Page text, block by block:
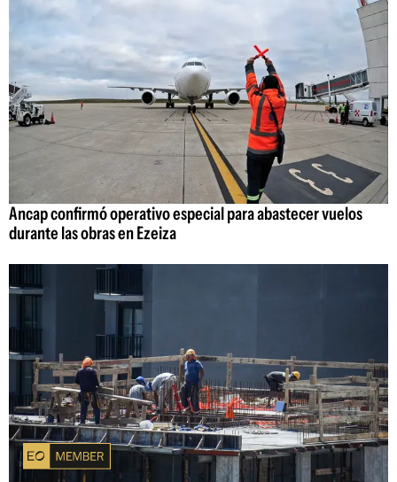
Ancap confirmó operativo especial para abastecer vuelos
durante las obras en Ezeiza